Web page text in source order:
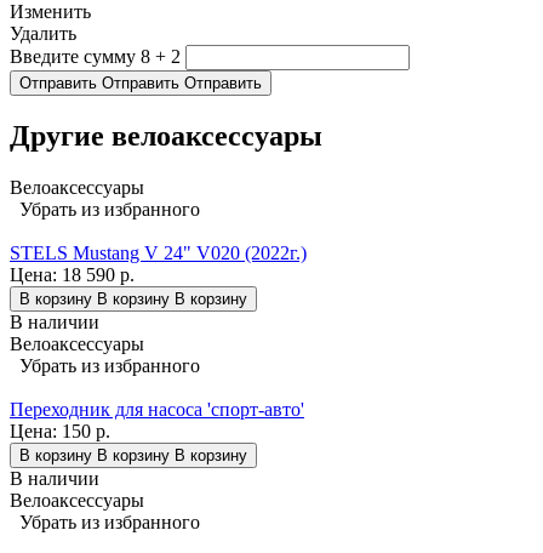
Изменить
Удалить
Введите сумму 8 + 2
Отправить Отправить Отправить
Другие велоаксессуары
Велоаксессуары
Убрать из избранного
STELS Mustang V 24" V020 (2022г.)
Цена: 18 590 р.
В корзину В корзину В корзину
В наличии
Велоаксессуары
Убрать из избранного
Переходник для насоса 'спорт-авто'
Цена: 150 р.
В корзину В корзину В корзину
В наличии
Велоаксессуары
Убрать из избранного